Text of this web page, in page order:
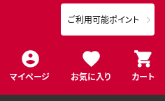
マイページ お気に入り カート
ご利用可能ポイント